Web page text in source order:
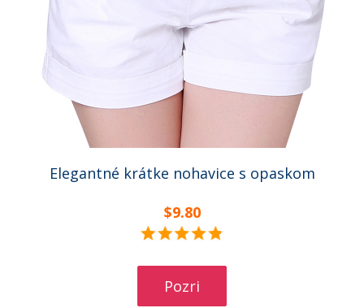
Elegantné krátke nohavice s opaskom
$9.80
Pozri